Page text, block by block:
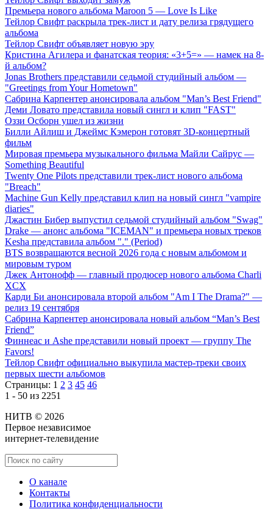
Премьера нового альбома Maroon 5 — Love Is Like
Тейлор Свифт раскрыла трек-лист и дату релиза грядущего
альбома
Тейлор Свифт объявляет новую эру
Кристина Агилера и фанатская теория: «3+5=» — намек на 8-
й альбом?
Jonas Brothers представили седьмой студийный альбом —
"Greetings from Your Hometown"
Сабрина Карпентер анонсировала альбом "Man’s Best Friend"
Деми Ловато представила новый сингл и клип "FAST"
Оззи Осборн ушел из жизни
Билли Айлиш и Джеймс Кэмерон готовят 3D-концертный
фильм
Мировая премьера музыкального фильма Майли Сайрус —
Something Beautiful
Twenty One Pilots представили трек-лист нового альбома
"Breach"
Machine Gun Kelly представил клип на новый сингл "vampire
diaries"
Джастин Бибер выпустил седьмой студийный альбом "Swag"
Drake — анонс альбома "ICEMAN" и премьера новых треков
Kesha представила альбом "." (Period)
BTS возвращаются весной 2026 года с новым альбомом и
мировым туром
Джек Антонофф — главный продюсер нового альбома Charli
XCX
Карди Би анонсировала второй альбом "Am I The Drama?" —
релиз 19 сентября
Сабрина Карпентер анонсировала новый альбом “Man’s Best
Friend”
Финнеас и Ashe представили новый проект — группу The
Favors!
Тейлор Свифт официально выкупила мастер-треки своих
первых шести альбомов
Страницы: 1 2 3 45 46
1 - 50 из 2251
НИТВ © 2026
Первое независимое
интернет-телевидение
О канале
Контакты
Политика конфиденциальности